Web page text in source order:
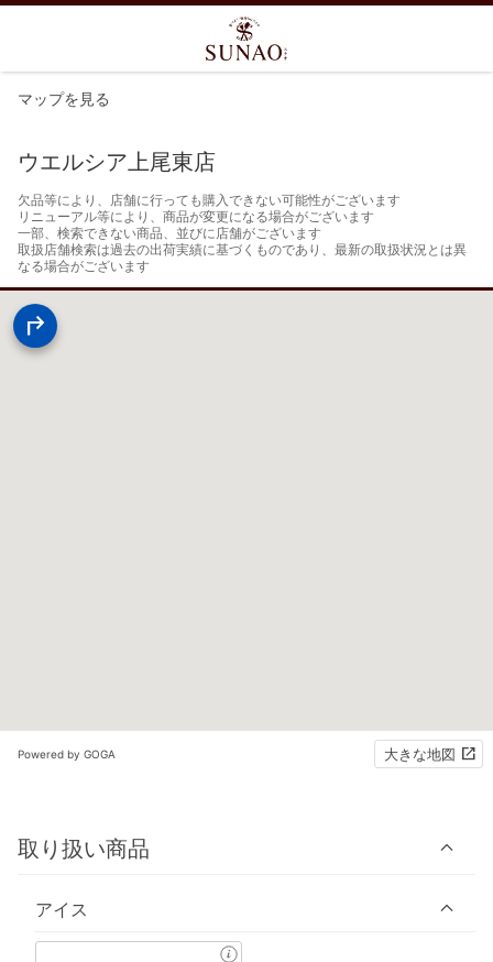
マップを見る
ウエルシア上尾東店
欠品等により、店舗に行っても購入できない可能性がございます
リニューアル等により、商品が変更になる場合がございます
一部、検索できない商品、並びに店舗がございます
取扱店舗検索は過去の出荷実績に基づくものであり、最新の取扱状況とは異
なる場合がございます
Powered by GOGA 大きな地図
取り扱い商品
アイス